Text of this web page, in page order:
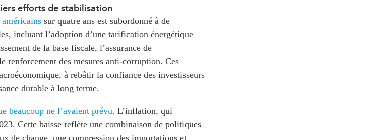
efforts de stabilisation
sur quatre ans est subordonné à de
incluant l’adoption d’une tarification énergétique
de la base fiscale, l’assurance de
renforcement des mesures anti-corruption. Ces
à rebâtir la confiance des investisseurs
durable à long terme.
beaucoup ne l’avaient prévu. L’inflation, qui
Cette baisse reflète une combinaison de politiques